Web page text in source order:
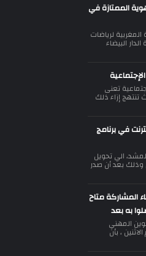
الممتازة في
لرياضات
البيضاء
تعنى
تنتهج إزاء ذلك
في برنامج
الي تحويل
وذلك بعد أن صدر
المشاركة متاح
به بعد
المهني
، بأن